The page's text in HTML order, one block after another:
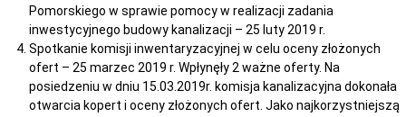
Pomorskiego w sprawie pomocy w realizacji zadania
inwestycyjnego budowy kanalizacji – 25 luty 2019 r.
Spotkanie komisji inwentaryzacyjnej w celu oceny złożonych
ofert – 25 marzec 2019 r. Wpłynęły 2 ważne oferty. Na
posiedzeniu w dniu 15.03.2019r. komisja kanalizacyjna dokonała
otwarcia kopert i oceny złożonych ofert. Jako najkorzystniejszą